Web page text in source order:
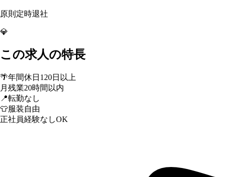
原則定時退社
💎
この求人の特長
🌴年間休日120日以上
月残業20時間以内
📍転勤なし
👕服装自由
正社員経験なしOK